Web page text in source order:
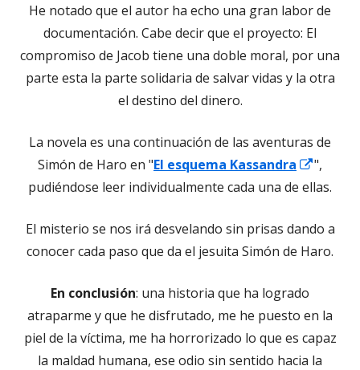
He notado que el autor ha echo una gran labor de
documentación. Cabe decir que el proyecto: El
compromiso de Jacob tiene una doble moral, por una
parte esta la parte solidaria de salvar vidas y la otra
el destino del dinero.
La novela es una continuación de las aventuras de
Simón de Haro en "El esquema Kassandra
Abrir
en
nueva
",
pudiéndose leer individualmente cada una de ellas.
El misterio se nos irá desvelando sin prisas dando a
conocer cada paso que da el jesuita Simón de Haro.
En conclusión: una historia que ha logrado
atraparme y que he disfrutado, me he puesto en la
piel de la víctima, me ha horrorizado lo que es capaz
la maldad humana, ese odio sin sentido hacia la